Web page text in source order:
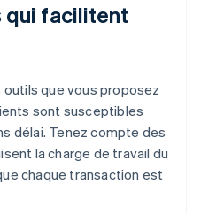
qui facilitent
que vous proposez
sont susceptibles
délai. Tenez compte des
la charge de travail du
chaque transaction est